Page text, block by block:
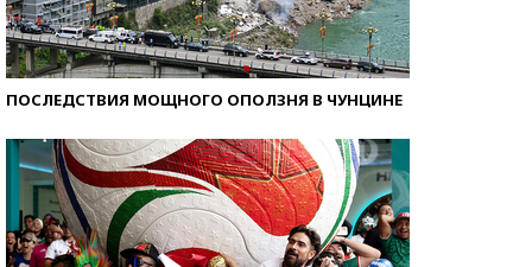
ПОСЛЕДСТВИЯ МОЩНОГО ОПОЛЗНЯ В ЧУНЦИНЕ